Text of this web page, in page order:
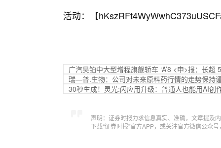
活动：【
广汽昊铂中大型增程旗舰轿车 ‘A’8 <申>报：长
瑞—普.生物：公司对未来原料药行情的走势保持
30秒生成！灵光:闪应用升级：普通人也能用AI创
声明：证券时报力求信息真实、准确，文章提及
下载“证券时报”官方APP，或关注官方微信公众